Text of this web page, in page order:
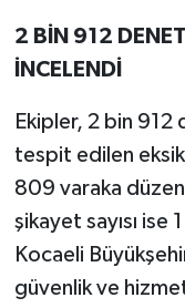
2 BİN 912
İNCELENDİ
Ekipler, 2 bin
tespit edilen
809 varaka
şikayet sayısı
Kocaeli
güvenlik ve